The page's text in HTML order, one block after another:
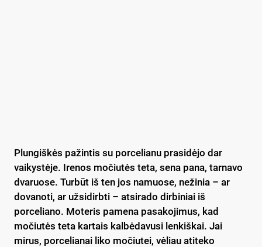
Plungiškės pažintis su porcelianu prasidėjo dar
vaikystėje. Irenos močiutės teta, sena pana, tarnavo
dvaruose. Turbūt iš ten jos namuose, nežinia – ar
dovanoti, ar užsidirbti – atsirado dirbiniai iš
porceliano. Moteris pamena pasakojimus, kad
močiutės teta kartais kalbėdavusi lenkiškai. Jai
mirus, porcelianai liko močiutei, vėliau atiteko